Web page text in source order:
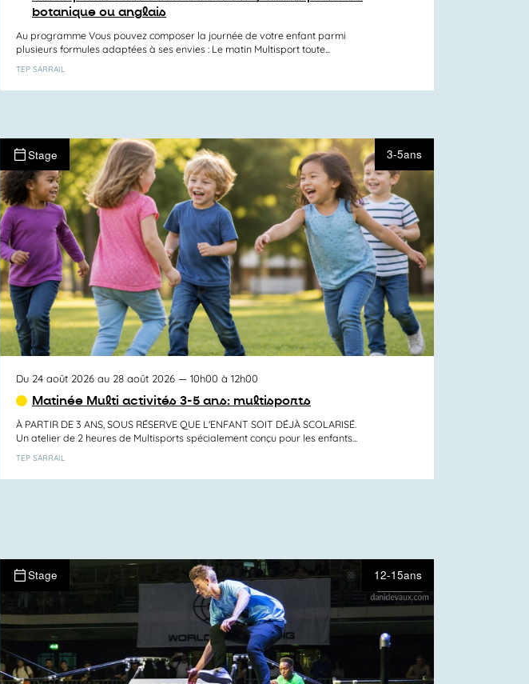
botanique ou anglais
Au programme Vous pouvez composer la journée de votre enfant parmi
plusieurs formules adaptées à ses envies : Le matin Multisport toute...
TEP SARRAIL
Stage 3-5ans
Du 24 août 2026 au 28 août 2026— 10h00 à 12h00
Matinée Multi activités 3-5 ans: multisports
À PARTIR DE 3 ANS, SOUS RÉSERVE QUE L'ENFANT SOIT DÉJÀ SCOLARISÉ.
Un atelier de 2 heures de Multisports spécialement conçu pour les enfants...
TEP SARRAIL
Stage 12-15ans